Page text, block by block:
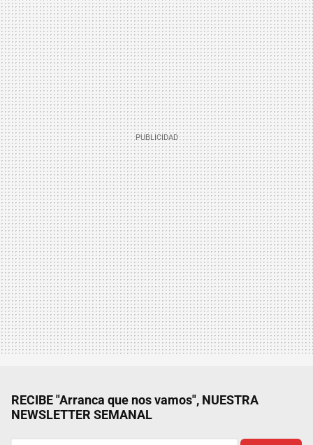
RECIBE "Arranca que nos vamos", NUESTRA
NEWSLETTER SEMANAL